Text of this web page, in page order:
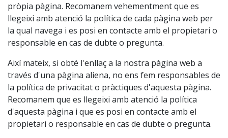
pròpia pàgina. Recomanem vehementment que es
llegeixi amb atenció la política de cada pàgina web per
la qual navega i es posi en contacte amb el propietari o
responsable en cas de dubte o pregunta.
Així mateix, si obté l'enllaç a la nostra pàgina web a
través d'una pàgina aliena, no ens fem responsables de
la política de privacitat o pràctiques d'aquesta pàgina.
Recomanem que es llegeixi amb atenció la política
d'aquesta pàgina i que es posi en contacte amb el
propietari o responsable en cas de dubte o pregunta.